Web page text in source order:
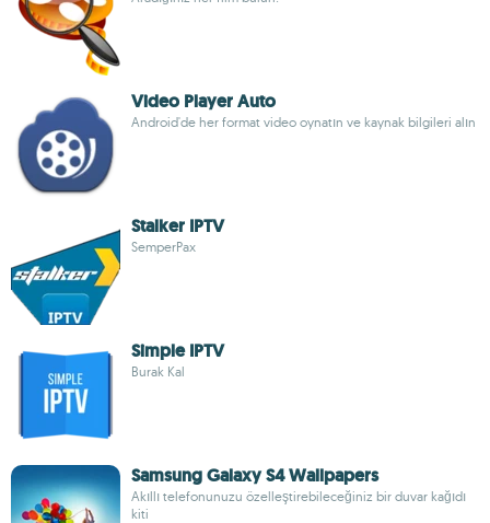
Video Player Auto
Android'de her format video oynatın ve kaynak bilgileri alın
Stalker IPTV
SemperPax
Simple IPTV
Burak Kal
Samsung Galaxy S4 Wallpapers
Akıllı telefonunuzu özelleştirebileceğiniz bir duvar kağıdı
kiti